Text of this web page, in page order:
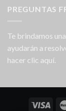
PREGUNTAS
Te brindamos
ayudarán a
hacer clic aquí.